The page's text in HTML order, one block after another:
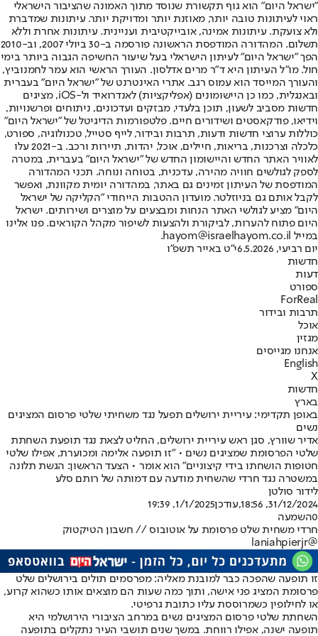
"ישראל היום" הוא גוף תקשורת שנוסד מתוך האמונה שהציבור הישראלי
ראוי לעיתונות טובה יותר, מאוזנת יותר ומדויקת יותר. עיתונות שמדברת
ולא צועקת. עיתונות אמינה, אובייקטיבית ועניינית. עיתונות אחרת וללא
תשלום. המהדורה המודפסת הראשונה פורסמה ב-30 ביולי 2007, וב-2010
הפך "ישראל היום" לעיתון הישראלי בעל שיעור החשיפה הגבוה ביותר בימי
חול. מו"ל העיתון היא ד"ר מרים אדלסון. העורך הראשי הוא עמר לחמנוביץ,
והעורך המייסד הוא עמוס רגב. אתרי האינטרנט של "ישראל היום" בעברית
ובאנגלית, כמו כן היישומונים (אפליקציות) לאנדרואיד ול-iOS, מציגים
חדשות מסביב לשעון, תוכן בלעדי, מבזקים ועדכונים, ניתוחים ופרשנויות,
וידיאו, פודקאסטים ושידורים חיים. פלטפורמות הדיגיטל של "ישראל היום"
כוללות ערוצי חדשות ודעות, תרבות ובידור, לייף סטייל, טכנולוגיה, ספורט,
כלכלה וצרכנות, בריאות, חיילים, אוכל, יהדות, תיירות ורכב. ב-2021 עלו
לאוויר האתר החדש והיישומון החדש של "ישראל היום" בעברית, במטרה
לספק לגולשים חוויה מהירה, עדכנית, בטוחה ונוחה. תכני המהדורה
המודפסת של העיתון זמינים גם באתר, במהדורה יומית מקוונת, ואפשר
לקבל אותם גם בניוזלטר. מועדון ההטבות הייחודי "הקליקה של ישראל
היום" מציע לגולשי האתר הנחות ומבצעים על מוצרים ושירותים. ישראל
היום פתוח להערות, לביקורת ולהצעות לשיפור מקהל הקוראים. פנו אלינו
במייל hayom@israelhayom.co.il.
יום רביעי, 6.5.2026
י"ט באייר תשפ"ו
חדשות
דעות
ספורט
ForReal
תרבות ובידור
אוכל
מגזין
אנחנו מגייסים
English
X
חדשות
בארץ
באופן תקדימי: עיריית ירושלים תפעל נגד משחיתי שלטי פרסום המציגים
נשים
אדיר שוורץ, סגן ראש עיריית ירושלים, החליט לצאת נגד תופעת השחתת
שלטי הפרסומת שמציגים נשים • "זו תופעה אלימה ומכוערת, אפילו שלטי
חטופות הושחתו בידי קיצוניים" הוא אומר • הצעד הראשון: הגשת תלונה
במשטרה נגד חרדי שהשחית מודעה עם דמותה של רותם סלע
לידור סולטן
31/12/2024, 18:56
,עודכן1/1/2025, 19:39
0השמעה
חרדי משחית שלט פרסומת על אוטובוס // חשבון הטיקטוק
@laniahpierjr
זו תופעה שהפכה כבר למובנת מאליה: מפרסמים תולים בירושלים שלט
פרסומת המציג פני אישה, ותוך כמה שעות הם מוצאים אותו כשהוא קרוע,
או לחילופין כשמרוססת עליו כתובת גרפיטי.
השחתת שלטי פרסום המציגים נשים במרחב הציבורי הירושלמי היא
תופעה ישנה, אפילו רווחת. במשך שנים תושבי העיר נתקלים בתופעה